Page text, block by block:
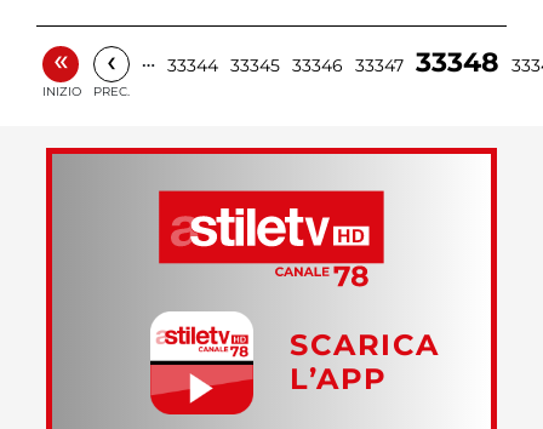
«
INIZIO
‹
PREC.
… 33344 33345 33346 33347 33348
SCARICA
L’APP